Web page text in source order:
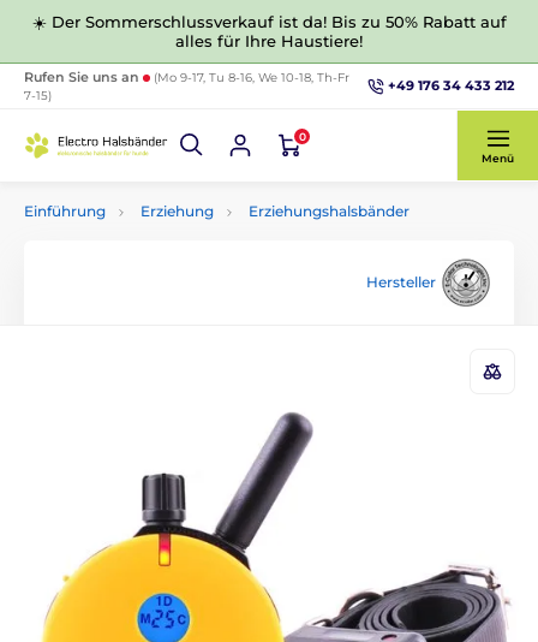
☀️ Der Sommerschlussverkauf ist da! Bis zu 50% Rabatt auf
alles für Ihre Haustiere!
Rufen Sie uns an
(Mo 9-17, Tu 8-16, We 10-18, Th-Fr
7-15)
+49 176 34 433 212
0
Menü
Einführung Erziehung Erziehungshalsbänder
Hersteller